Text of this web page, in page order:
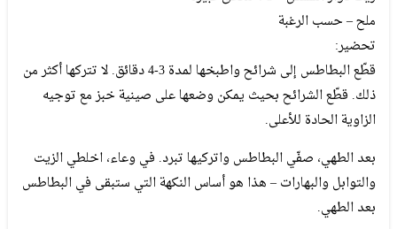
ملح – حسب الرغبة
تحضير:
قطّع البطاطس إلى شرائح واطبخها لمدة 3-4 دقائق. لا تتركها أكثر من
ذلك. قطّع الشرائح بحيث يمكن وضعها على صينية خبز مع توجيه
الزاوية الحادة للأعلى.
بعد الطهي، صفّي البطاطس واتركيها تبرد. في وعاء، اخلطي الزيت
والتوابل والبهارات – هذا هو أساس النكهة التي ستبقى في البطاطس
بعد الطهي.